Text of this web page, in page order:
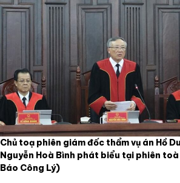
Chủ toạ phiên giám đốc thẩm vụ án Hồ
Nguyễn Hoà Bình phát biểu tại phiên toà
Báo Công Lý)